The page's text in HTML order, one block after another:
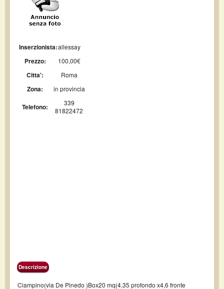
Inserzionista:allessay
Prezzo: 100,00€
Citta': Roma
Zona: in provincia
Telefono:
339
81822472
Descrizione
Ciampino(via De Pinedo )Box20 mq(4,35 profondo x4,6 fronte